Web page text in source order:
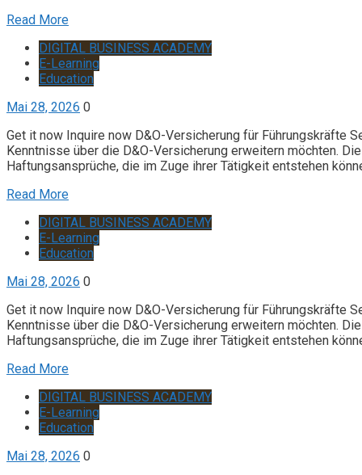
Read More
DIGITAL BUSINESS ACADEMY
E-Learning
Education
Mai 28, 2026 0
Get it now Inquire now D&O-Versicherung für Führungskräfte
Kenntnisse über die D&O-Versicherung erweitern möchten.
Haftungsansprüche, die im Zuge ihrer Tätigkeit entstehen
Read More
DIGITAL BUSINESS ACADEMY
E-Learning
Education
Mai 28, 2026 0
Get it now Inquire now D&O-Versicherung für Führungskräfte
Kenntnisse über die D&O-Versicherung erweitern möchten.
Haftungsansprüche, die im Zuge ihrer Tätigkeit entstehen
Read More
DIGITAL BUSINESS ACADEMY
E-Learning
Education
Mai 28, 2026 0